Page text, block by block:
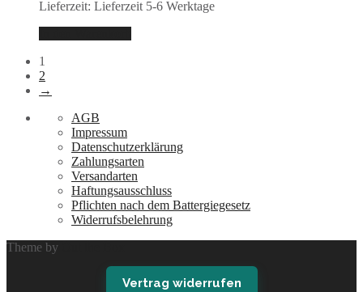
Lieferzeit: Lieferzeit 5-6 Werktage
1
2
→
AGB
Impressum
Datenschutzerklärung
Zahlungsarten
Versandarten
Haftungsausschluss
Pflichten nach dem Battergiegesetz
Widerrufsbelehrung
Theme by
Vertrag widerrufen